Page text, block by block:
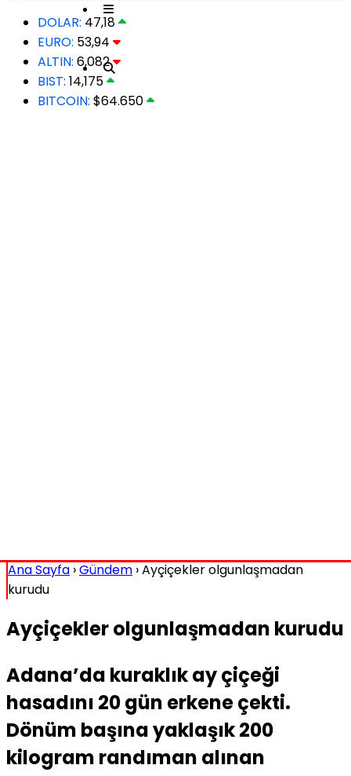
DOLAR: 47,18
EURO: 53,94
ALTIN: 6,082
BIST: 14,175
BITCOIN: $64.650
Ana Sayfa ›Gündem ›Ayçiçekler olgunlaşmadan
kurudu
Ayçiçekler olgunlaşmadan kurudu
Adana’da kuraklık ay çiçeği
hasadını 20 gün erkene çekti.
Dönüm başına yaklaşık 200
kilogram randıman alınan